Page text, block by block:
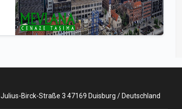
Julius-Birck-Straße 3 47169 Duisburg / Deutschland